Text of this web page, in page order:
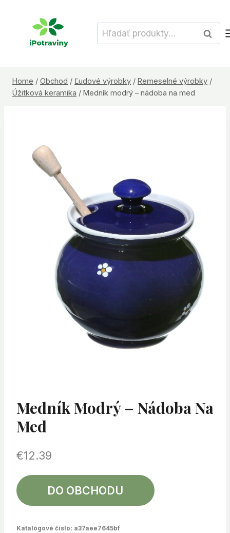
Hľadať:
Home / Obchod / Ľudové výrobky / Remeselné výrobky /
Úžitková keramika / Medník modrý – nádoba na med
Medník Modrý – Nádoba Na
Med
€12.39
DO OBCHODU
Katalógové číslo: a37aee7645bf